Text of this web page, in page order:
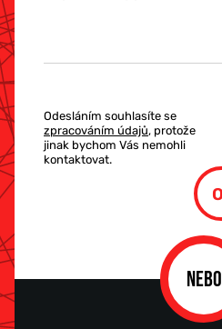
Odesláním souhlasíte se
zpracováním údajů, protože
jinak bychom Vás nemohli
kontaktovat.
NEBO